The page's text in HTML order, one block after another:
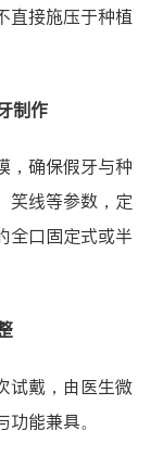
直接施压于种植
制作
，确保假牙与种
笑线等参数，定
全口固定式或半
试戴，由医生微
能兼具。